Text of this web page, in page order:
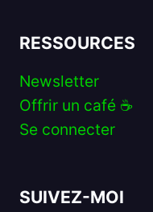
RESSOURCES
Newsletter
Offrir un café ☕️
Se connecter
SUIVEZ-MOI